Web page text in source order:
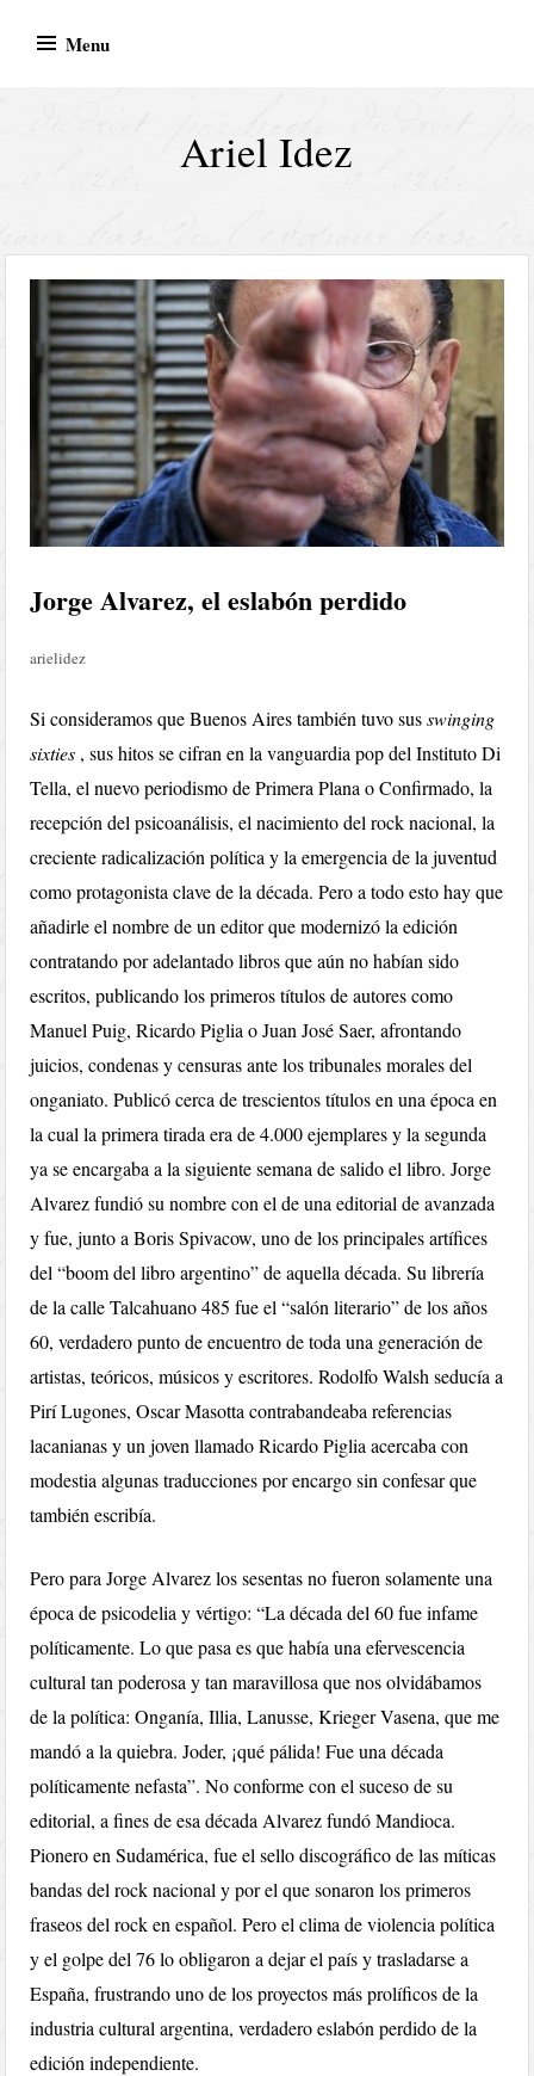
Menu
Ariel Idez
Jorge Alvarez, el eslabón perdido
arielidez
Si consideramos que Buenos Aires también tuvo susswinging
sixties , sus hitos se cifran en la vanguardia pop del Instituto Di
Tella, el nuevo periodismo de Primera Plana o Confirmado, la
recepción del psicoanálisis, el nacimiento del rock nacional, la
creciente radicalización política y la emergencia de la juventud
como protagonista clave de la década. Pero a todo esto hay que
añadirle el nombre de un editor que modernizó la edición
contratando por adelantado libros que aún no habían sido
escritos, publicando los primeros títulos de autores como
Manuel Puig, Ricardo Piglia o Juan José Saer, afrontando
juicios, condenas y censuras ante los tribunales morales del
onganiato. Publicó cerca de trescientos títulos en una época en
la cual la primera tirada era de 4.000 ejemplares y la segunda
ya se encargaba a la siguiente semana de salido el libro. Jorge
Alvarez fundió su nombre con el de una editorial de avanzada
y fue, junto a Boris Spivacow, uno de los principales artífices
del “boom del libro argentino” de aquella década. Su librería
de la calle Talcahuano 485 fue el “salón literario” de los años
60, verdadero punto de encuentro de toda una generación de
artistas, teóricos, músicos y escritores. Rodolfo Walsh seducía a
Pirí Lugones, Oscar Masotta contrabandeaba referencias
lacanianas y un joven llamado Ricardo Piglia acercaba con
modestia algunas traducciones por encargo sin confesar que
también escribía.
Pero para Jorge Alvarez los sesentas no fueron solamente una
época de psicodelia y vértigo: “La década del 60 fue infame
políticamente. Lo que pasa es que había una efervescencia
cultural tan poderosa y tan maravillosa que nos olvidábamos
de la política: Onganía, Illia, Lanusse, Krieger Vasena, que me
mandó a la quiebra. Joder, ¡qué pálida! Fue una década
políticamente nefasta”. No conforme con el suceso de su
editorial, a fines de esa década Alvarez fundó Mandioca.
Pionero en Sudamérica, fue el sello discográfico de las míticas
bandas del rock nacional y por el que sonaron los primeros
fraseos del rock en español. Pero el clima de violencia política
y el golpe del 76 lo obligaron a dejar el país y trasladarse a
España, frustrando uno de los proyectos más prolíficos de la
industria cultural argentina, verdadero eslabón perdido de la
edición independiente.